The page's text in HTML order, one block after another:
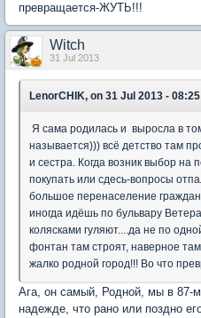
превращается-ЖУТЬ!!!
Witch
31 Jul 2013
LenorCHIK, on 31 Jul 2013 -
Я сама родилась и выросла в
называется))) всё детство там
и сестра. Когда возник выбор на
покупать или сдесь-вопросы
большое перенаселение
иногда идёшь по бульвару
колясками гуляют....да не по
фонтан там строят, наверное
жалко родной город!!! Во что
Ага, он самый, Родной, мы в 87-
надежде, что рано или поздно